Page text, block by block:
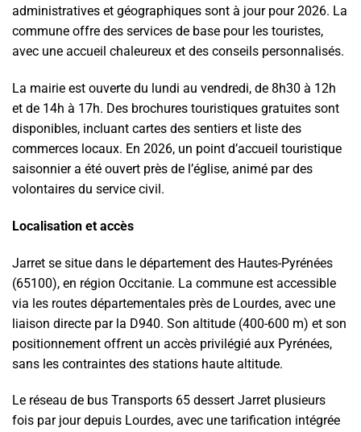
administratives et géographiques sont à jour pour 2026. La
commune offre des services de base pour les touristes,
avec une accueil chaleureux et des conseils personnalisés.
La mairie est ouverte du lundi au vendredi, de 8h30 à 12h
et de 14h à 17h. Des brochures touristiques gratuites sont
disponibles, incluant cartes des sentiers et liste des
commerces locaux. En 2026, un point d’accueil touristique
saisonnier a été ouvert près de l’église, animé par des
volontaires du service civil.
Localisation et accès
Jarret se situe dans le département des Hautes-Pyrénées
(65100), en région Occitanie. La commune est accessible
via les routes départementales près de Lourdes, avec une
liaison directe par la D940. Son altitude (400-600 m) et son
positionnement offrent un accès privilégié aux Pyrénées,
sans les contraintes des stations haute altitude.
Le réseau de bus Transports 65 dessert Jarret plusieurs
fois par jour depuis Lourdes, avec une tarification intégrée